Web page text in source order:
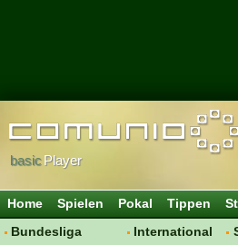
basicPlayer
Home Spielen Pokal Tippen
Bundesliga
International